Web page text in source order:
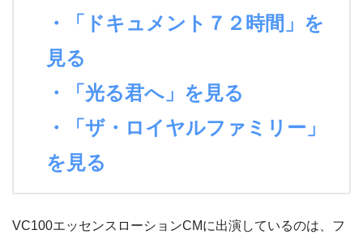
・「ドキュメント７２時間」を
見る
・「光る君へ」を見る
・「ザ・ロイヤルファミリー」
を見る
VC100エッセンスローションCMに出演しているのは、フ